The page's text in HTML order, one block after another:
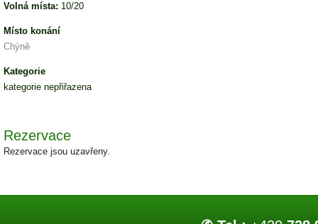
Volná místa: 10/20
Místo konání
Chýně
Kategorie
kategorie nepřiřazena
Rezervace
Rezervace jsou uzavřeny.